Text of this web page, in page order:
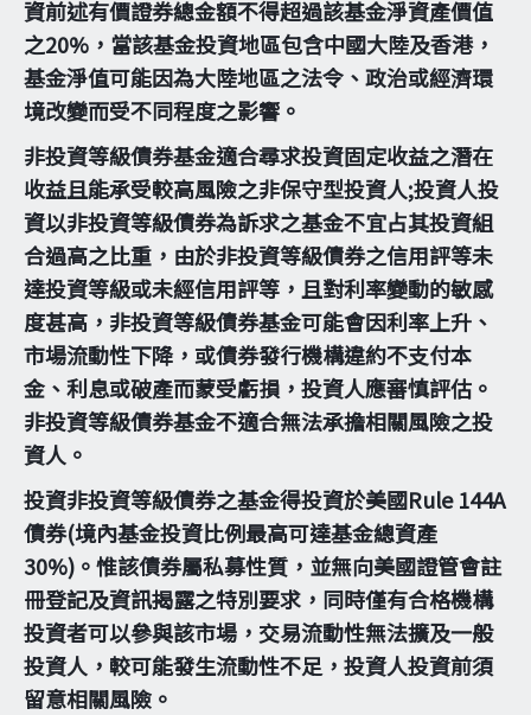
資前述有價證券總金額不得超過該基金淨資產價值
之20%，當該基金投資地區包含中國大陸及香港，
基金淨值可能因為大陸地區之法令、政治或經濟環
境改變而受不同程度之影響。
非投資等級債券基金適合尋求投資固定收益之潛在
收益且能承受較高風險之非保守型投資人;投資人投
資以非投資等級債券為訴求之基金不宜占其投資組
合過高之比重，由於非投資等級債券之信用評等未
達投資等級或未經信用評等，且對利率變動的敏感
度甚高，非投資等級債券基金可能會因利率上升、
市場流動性下降，或債券發行機構違約不支付本
金、利息或破產而蒙受虧損，投資人應審慎評估。
非投資等級債券基金不適合無法承擔相關風險之投
資人。
投資非投資等級債券之基金得投資於美國Rule 144A
債券(境內基金投資比例最高可達基金總資產
30%)。惟該債券屬私募性質，並無向美國證管會註
冊登記及資訊揭露之特別要求，同時僅有合格機構
投資者可以參與該市場，交易流動性無法擴及一般
投資人，較可能發生流動性不足，投資人投資前須
留意相關風險。